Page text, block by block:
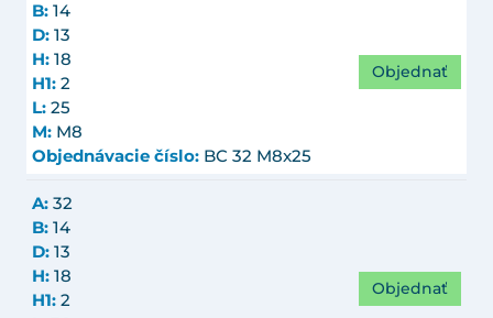
B: 14
D: 13
H: 18
H1: 2
L: 25
M: M8
Objednávacie číslo: BC 32 M8x25
Objednať
A: 32
B: 14
D: 13
H: 18
H1: 2
Objednať